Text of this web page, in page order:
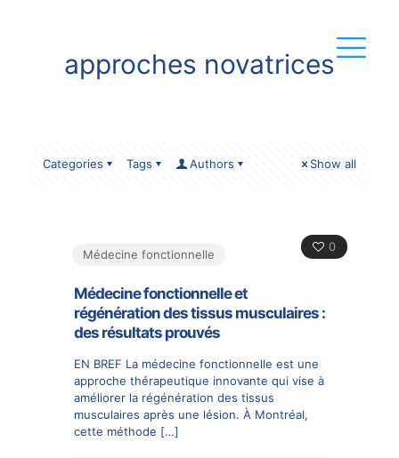
approches novatrices
Categories Tags Authors Show all
0
Médecine fonctionnelle
Médecine fonctionnelle et
régénération des tissus musculaires :
des résultats prouvés
EN BREF La médecine fonctionnelle est une
approche thérapeutique innovante qui vise à
améliorer la régénération des tissus
musculaires après une lésion. À Montréal,
cette méthode […]